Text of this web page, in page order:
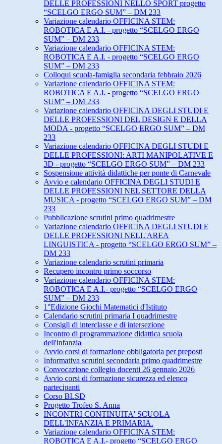
DELLE PROFESSIONI NELLO SPORT progetto
“SCELGO ERGO SUM” – DM 233
Variazione calendario OFFICINA STEM:
ROBOTICA E A.I. - progetto “SCELGO ERGO
SUM” – DM 233
Variazione calendario OFFICINA STEM:
ROBOTICA E A.I. - progetto “SCELGO ERGO
SUM” – DM 233
Colloqui scuola-famiglia secondaria febbraio 2026
Variazione calendario OFFICINA STEM:
ROBOTICA E A.I. - progetto “SCELGO ERGO
SUM” – DM 233
Variazione calendario OFFICINA DEGLI STUDI E
DELLE PROFESSIONI DEL DESIGN E DELLA
MODA - progetto “SCELGO ERGO SUM” – DM
233
Variazione calendario OFFICINA DEGLI STUDI E
DELLE PROFESSIONI: ARTI MANIPOLATIVE E
3D - progetto “SCELGO ERGO SUM” – DM 233
Sospensione attività didattiche per ponte di Carnevale
Avvio e calendario OFFICINA DEGLI STUDI E
DELLE PROFESSIONI NEL SETTORE DELLA
MUSICA - progetto “SCELGO ERGO SUM” – DM
233
Pubblicazione scrutini primo quadrimestre
Variazione calendario OFFICINA DEGLI STUDI E
DELLE PROFESSIONI NELL'AREA
LINGUISTICA - progetto “SCELGO ERGO SUM” –
DM 233
Variazione calendario scrutini primaria
Recupero incontro primo soccorso
Variazione calendario OFFICINA STEM:
ROBOTICA E A.I.- progetto “SCELGO ERGO
SUM” – DM 233
1°Edizione Giochi Matematici d'Istituto
Calendario scrutini primaria I quadrimestre
Consigli di interclasse e di intersezione
Incontro di programmazione didattica scuola
dell'infanzia
Avvio corsi di formazione obbligatoria per preposti
Informativa scrutini secondaria primo quadrimestre
Convocazione collegio docenti 26 gennaio 2026
Avvio corsi di formazione sicurezza ed elenco
partecipanti
Corso BLSD
Progetto Trofeo S. Anna
INCONTRI CONTINUITA' SCUOLA
DELL'INFANZIA E PRIMARIA.
Variazione calendario OFFICINA STEM:
ROBOTICA E A.I.- progetto “SCELGO ERGO